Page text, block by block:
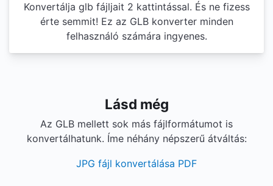
Konvertálja glb fájljait 2 kattintással. És ne fizess
érte semmit! Ez az GLB konverter minden
felhasználó számára ingyenes.
Lásd még
Az GLB mellett sok más fájlformátumot is
konvertálhatunk. Íme néhány népszerű átváltás:
JPG fájl konvertálása PDF